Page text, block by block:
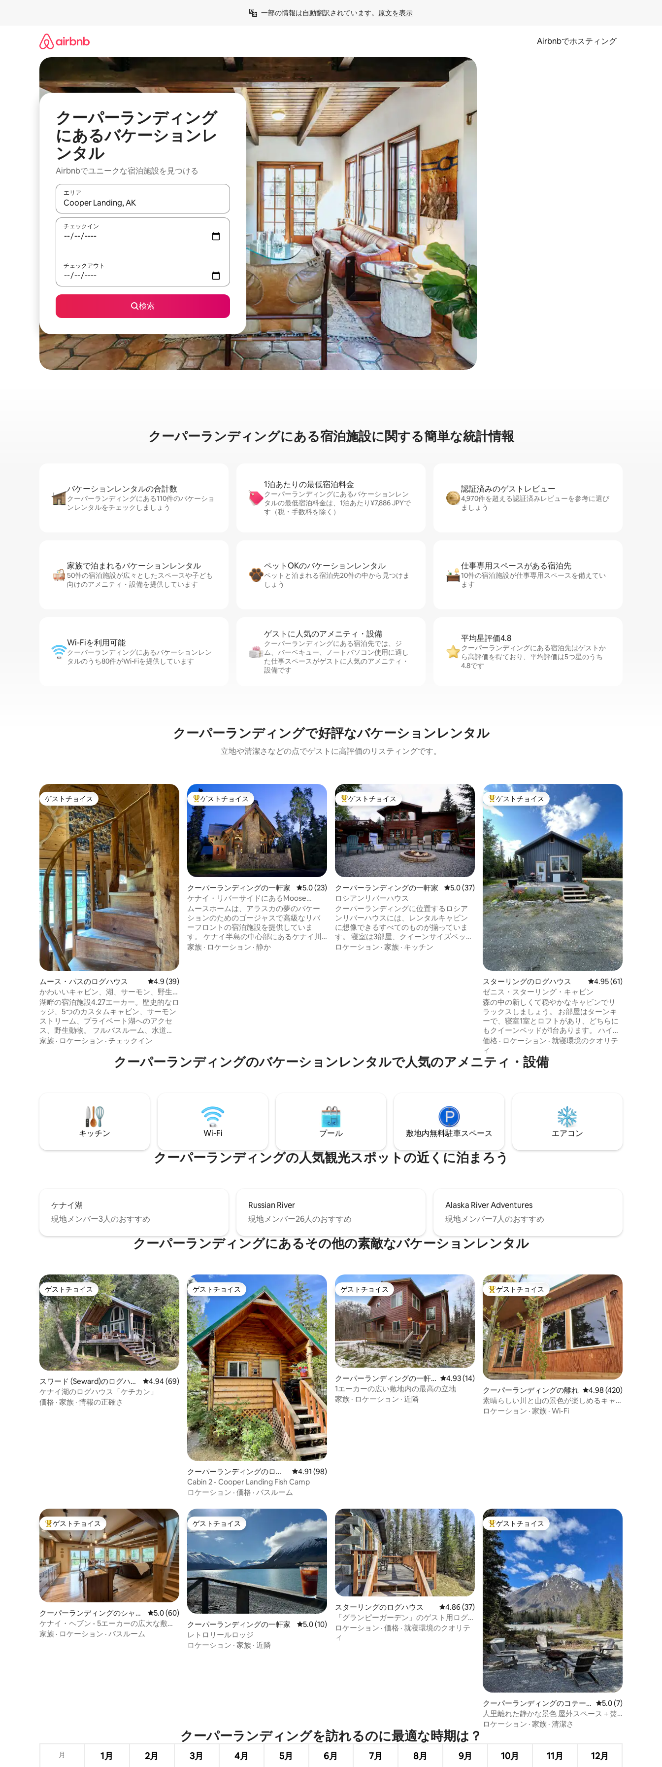
一部の情報は自動翻訳されています。 原文を表示
Airbnbでホスティング
クーパーランディング
にあるバケーションレ
ンタル
Airbnbでユニークな宿泊施設を見つける
エリア
検索結果が表示されたら、上下の矢印キーを使って移動するか、画面をタッチまたはスワイプして検索結果を確認することができます。
チェックイン
チェックアウト
検索
クーパーランディングに⁠あ⁠る宿⁠泊⁠施⁠設⁠に関⁠す⁠る簡⁠単⁠な統⁠計⁠情⁠報
バケーションレ⁠ン⁠タ⁠ル⁠の合⁠計⁠数
クーパーランディングにある110件のバケーショ
ンレンタルをチェックしましょう
1泊あたりの最⁠低⁠宿⁠泊⁠料⁠金
クーパーランディングにあるバケーションレン
タルの最低宿泊料金は、1泊あたり¥7,886 JPYで
す（税・手数料を除く）
認証済みのゲ⁠ス⁠ト⁠レ⁠ビ⁠ュ⁠ー
4,970件を超える認証済みレビューを参考に選び
ましょう
家族で泊まれるバ⁠ケ⁠ー⁠シ⁠ョ⁠ンレ⁠ン⁠タ⁠ル
50件の宿泊施設が広々としたスペースや子ども
向けのアメニティ・設備を提供しています
ペットOKのバ⁠ケ⁠ー⁠シ⁠ョ⁠ンレ⁠ン⁠タ⁠ル
ペットと泊まれる宿泊先20件の中から見つけま
しょう
仕事専用ス⁠ペ⁠ー⁠スがあ⁠る宿⁠泊⁠先
10件の宿泊施設が仕事専用スペースを備えてい
ます
Wi-Fiを利⁠用⁠可⁠能
クーパーランディングにあるバケーションレン
タルのうち80件がWi-Fiを提供しています
ゲストに人⁠気⁠のア⁠メ⁠ニ⁠テ⁠ィ・設⁠備
クーパーランディングにある宿泊先では、ジ
ム、バーベキュー、ノートパソコン使用に適し
た仕事スペースがゲストに人気のアメニティ・
設備です
平均星評価4.8
クーパーランディングにある宿泊先はゲストか
ら高評価を得ており、平均評価は5つ星のうち
4.8です
クーパーランディングで好評なバケーションレンタル
立地や清潔さなどの点でゲストに高評価のリスティングです。
ゲストチョイス
ゲストチョイス
ムース・パスのログハウス レビュー39件、5つ星中4.9つ星の平均評価
4.9 (39)
かわいいキャビン、湖、サーモン、野生
動物、ハイキング。
湖畔の宿泊施設4.27エーカー。歴史的なロ
ッジ、5つのカスタムキャビン、サーモン
ストリーム、プライベート湖へのアクセ
ス、野生動物。 フルバスルーム、水道
水、下の階にある丸太枠のクイーンサイ
ベッド、屋根付きの玄関ポーチ、ペット
airbnb.com/h/burpingbear88
airbnb.com/h/harrypotter88
家族 · ロケーション · チェックイン
大好評のゲストチョイスです。
ゲストチョイス
クーパーランディングの一軒家 レビュー23件、5つ星中5.0つ星の平均評価
5.0 (23)
ケナイ・リバーサイドにあるMoose
Home
ムースホームは、アラスカの夢のバケー
ションのためのゴージャスで高級なリバ
ーフロントの宿泊施設を提供していま
す。 ケナイ半島の中心部にあるケナイ川
沿いにあるこの静かな環境は、あなたの
家族 · ロケーション · 静か
大好評のゲストチョイスです。
ゲストチョイス
クーパーランディングの一軒家 レビュー37件、5つ星中5.0つ星の平均評価
5.0 (37)
ロシアンリバーハウス
クーパーランディングに位置するロシア
ンリバーハウスには、レンタルキャビン
に想像できるすべてのものが揃っていま
す。 寝室は3部屋、クイーンサイズベッド
3台、折りたたみソファ2台があります。
ロケーション · 家族 · キッチン
大好評のゲストチョイスです。
ゲストチョイス
スターリングのログハウス レビュー61件、5つ
4.95 (61)
ゼニス・スターリング・キャビン
森の中の新しくて穏やかなキャビンでリ
ラックスしましょう。 お部屋はターンキ
ーで、寝室1室とロフトがあり、どちらに
もクイーンベッドが1台あります。 ハイキ
ング、釣り、アウトドアアドベンチャー
に最適なスキラク湖ループに最も近い宿
泊先です。 さらに、こちら側ではロシア
川に最も近い宿泊先です。 アラスカでの
でリラックスして一日を締めくくりまし
価格 · ロケーション · 就寝環境のクオリテ
ィ
クーパーランディングのバケーションレンタルで人気のアメニティ・設備
キッチン Wi-Fi プール 敷地内無料駐⁠車ス⁠ペ⁠ー⁠ス エアコン
クーパーランディングの人気観光スポットの近くに泊まろう
ケナイ湖
現地メンバー3人のおすすめ
Russian River
現地メンバー26人のおすすめ
Alaska River Adventures
現地メンバー7人のおすすめ
クーパーランディングにあるその他の素敵なバケーションレンタル
ゲストチョイス
ゲストチョイス
スワード (Seward)のログハウ
ス
レビュー69件、5つ星中4.94つ星の平均評価
4.94 (69)
ケナイ湖のログハウス「ケチカン」
価格 · 家族 ·情報の正確さ
ゲストチョイス
ゲストチョイス
クーパーランディングのログ
ハウス
レビュー98件、5つ星中4.91つ星の平均評価
4.91 (98)
Cabin 2 - Cooper Landing Fish Camp
ロケーション · 価格 · バスルーム
ゲストチョイス
ゲストチョイス
クーパーランディングの一軒
家
レビュー14件、5つ星中4.93つ星の平均評価
4.93 (14)
1エーカーの広い敷地内の最高の立地
家族 · ロケーション · 近隣
大好評のゲストチョイスです。
ゲストチョイス
クーパーランディングの離れ レビュー420件、5つ
4.98 (420)
素晴らしい川と山の景色が楽しめるキャ
ビン！
ロケーション · 家族 · Wi-Fi
大好評のゲストチョイスです。
ゲストチョイス
クーパーランディングのシャレ
ー
レビュー60件、5つ星中5.0つ星の平均評価
5.0 (60)
ケナイ・ヘブン - 5エーカーの広大な敷地
内にある素晴らしい景色
家族 · ロケーション · バスルーム
ゲストチョイス
ゲストチョイス
クーパーランディングの一軒家 レビュー10件、5つ星中5.0つ星の平均評価
5.0 (10)
レトロリールロッジ
ロケーション · 家族 · 近隣
スターリングのログハウス レビュー37件、5つ星中4.86つ星の平均評価
4.86 (37)
「グランピーガーデン」のゲスト用ログ
ハウス
ロケーション · 価格 · 就寝環境のクオリテ
ィ
大好評のゲストチョイスです。
ゲストチョイス
クーパーランディングのコテー
ジ
レビュー7件、5つ
5.0 (7)
人里離れた静かな景色 屋外スペース＋焚
き火台
ロケーション · 家族 · 清潔さ
クーパーランディングを訪⁠れ⁠るの⁠に最⁠適⁠な時⁠期⁠は⁠？
月 1月 2月 3月 4月 5月 6月 7月 8月 9月 10月 11月 12月